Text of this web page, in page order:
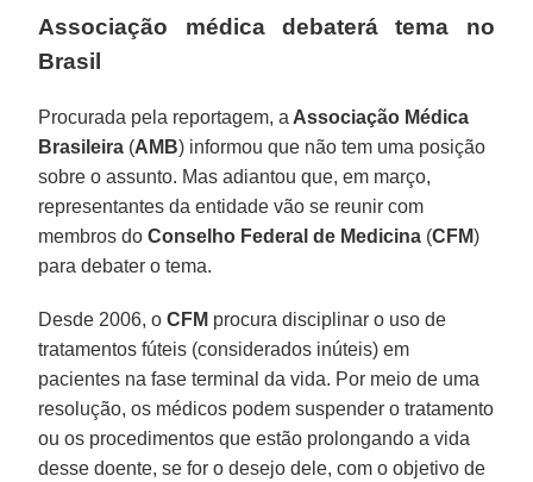
Associação médica debaterá tema no
Brasil
Procurada pela reportagem, a Associação Médica
Brasileira (AMB) informou que não tem uma posição
sobre o assunto. Mas adiantou que, em março,
representantes da entidade vão se reunir com
membros doConselho Federal de Medicina (CFM)
para debater o tema.
Desde 2006, oCFM procura disciplinar o uso de
tratamentos fúteis (considerados inúteis) em
pacientes na fase terminal da vida. Por meio de uma
resolução, os médicos podem suspender o tratamento
ou os procedimentos que estão prolongando a vida
desse doente, se for o desejo dele, com o objetivo de